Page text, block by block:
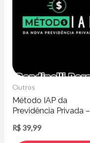
Outros
Método IAP da
Previdência Privada –
R$ 39,99